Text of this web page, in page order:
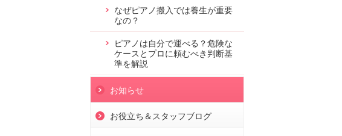
なぜピアノ搬入では養生が重要
なの？
ピアノは自分で運べる？危険な
ケースとプロに頼むべき判断基
準を解説
お知らせ
お役立ち＆スタッフブログ